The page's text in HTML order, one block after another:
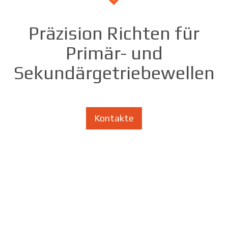
Präzision Richten für
Primär- und
Sekundärgetriebewellen
Kontakte